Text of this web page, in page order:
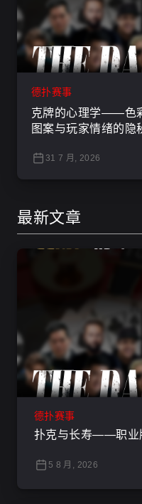
德扑赛事
克牌的心理学——色
图案与玩家情绪的隐
31 7 月, 2026
最新文章
德扑赛事
扑克与长寿——职业
5 8 月, 2026